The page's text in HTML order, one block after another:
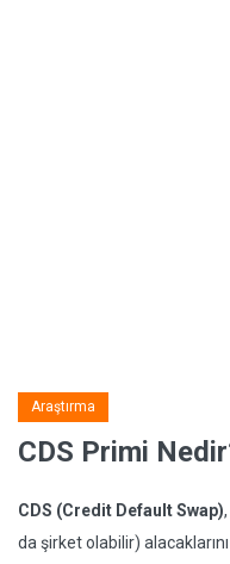
Araştırma
CDS Primi
CDS (Credit Default Swap)
da şirket olabilir)